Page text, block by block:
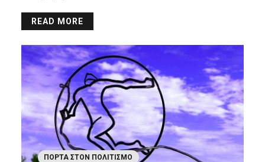
READ MORE
ΠΌΡΤΑ ΣΤΟΝ ΠΟΛΙΤΙΣΜΌ